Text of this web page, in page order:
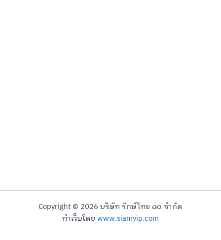
Copyright © 2026 บริษัท รักษ์ไทย ๘๐ จำกัด
ทำเว็บโดย www.siamvip.com